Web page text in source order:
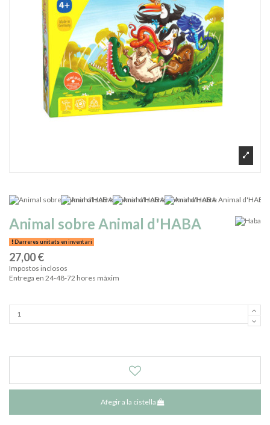
Animal sobre Animal d'HABA
Darreres unitats en inventari
27,00 €
Impostos inclosos
Entrega en 24-48-72 hores màxim
Afegir a la cistella